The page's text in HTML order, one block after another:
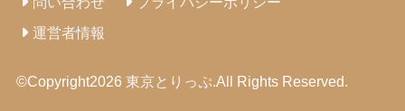
運営者情報
©Copyright2026 東京とりっぷ.All Rights Reserved.